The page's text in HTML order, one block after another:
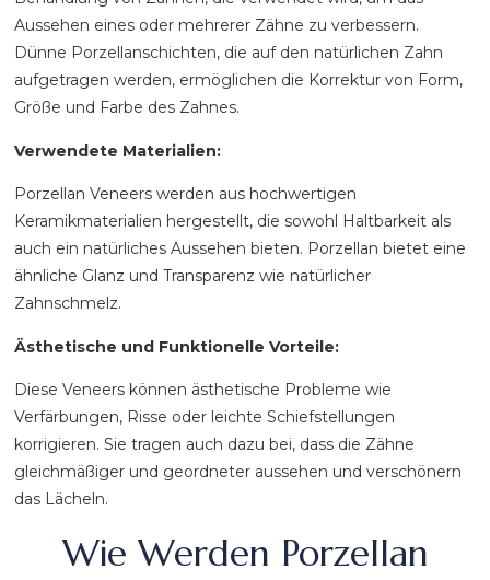
Aussehen eines oder mehrerer Zähne zu verbessern.
Dünne Porzellanschichten, die auf den natürlichen Zahn
aufgetragen werden, ermöglichen die Korrektur von Form,
Größe und Farbe des Zahnes.
Verwendete Materialien:
Porzellan Veneers werden aus hochwertigen
Keramikmaterialien hergestellt, die sowohl Haltbarkeit als
auch ein natürliches Aussehen bieten. Porzellan bietet eine
ähnliche Glanz und Transparenz wie natürlicher
Zahnschmelz.
Ästhetische und Funktionelle Vorteile:
Diese Veneers können ästhetische Probleme wie
Verfärbungen, Risse oder leichte Schiefstellungen
korrigieren. Sie tragen auch dazu bei, dass die Zähne
gleichmäßiger und geordneter aussehen und verschönern
das Lächeln.
Wie Werden Porzellan